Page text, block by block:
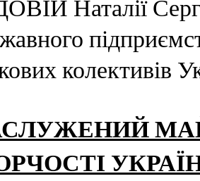
Наталії
колективів